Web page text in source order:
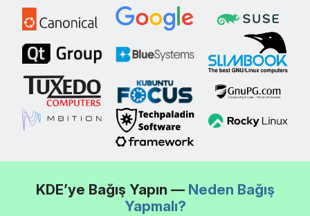
KDE’ye Bağış Yapın — Neden Bağış
Yapmalı?